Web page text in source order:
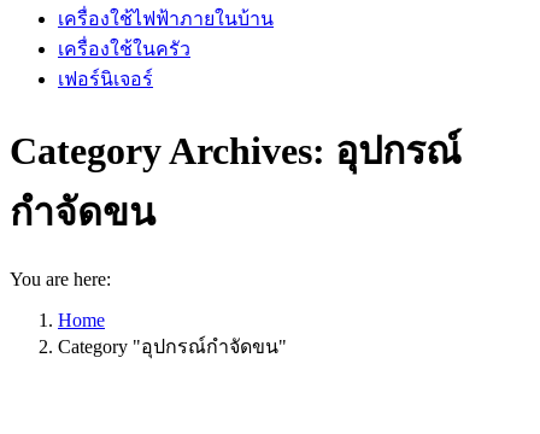
เครื่องใช้ไฟฟ้าภายในบ้าน
เครื่องใช้ในครัว
เฟอร์นิเจอร์
Category Archives: อุปกรณ์
กำจัดขน
You are here:
Home
Category "อุปกรณ์กำจัดขน"